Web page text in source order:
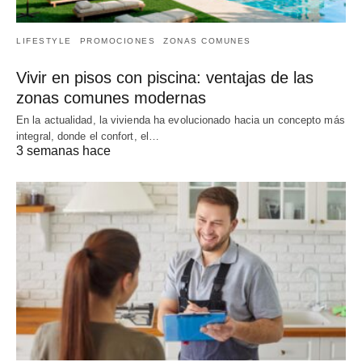
LIFESTYLE PROMOCIONES ZONAS COMUNES
Vivir en pisos con piscina: ventajas de las
zonas comunes modernas
En la actualidad, la vivienda ha evolucionado hacia un concepto más
integral, donde el confort, el…
3 semanas hace